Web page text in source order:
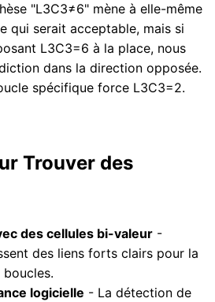
"L3C3≠6" mène à elle-même
qui serait acceptable, mais si
L3C3=6 à la place, nous
dans la direction opposée.
spécifique force L3C3=2.
Trouver des
des cellules bi-valeur -
des liens forts clairs pour la
logicielle - La détection de